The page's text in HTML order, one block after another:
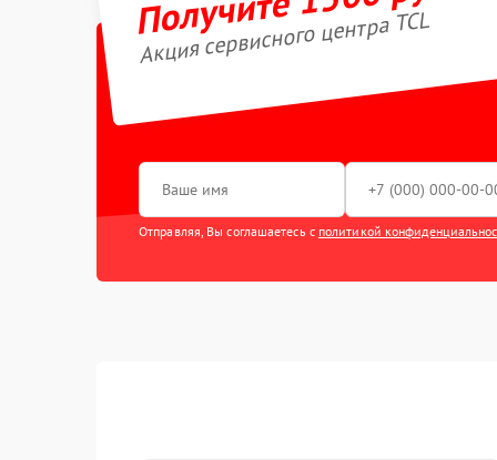
Акция сервисного центра TCL
Отправляя, Вы соглашаетесь с политикой